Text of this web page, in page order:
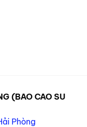
(BAO CAO SU
Phòng